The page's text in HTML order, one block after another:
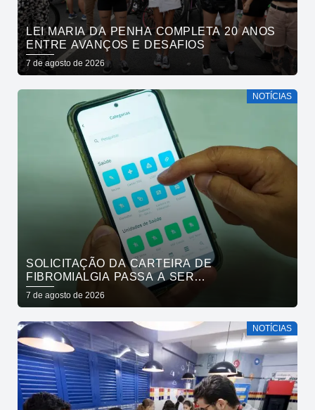
LEI MARIA DA PENHA COMPLETA 20 ANOS
ENTRE AVANÇOS E DESAFIOS
7 de agosto de 2026
NOTÍCIAS
SOLICITAÇÃO DA CARTEIRA DE
FIBROMIALGIA PASSA A SER
EXCLUSIVAMENTE PELO APLICATIVO JOÃO
PESSOA NA PALMA DA MÃO
7 de agosto de 2026
NOTÍCIAS